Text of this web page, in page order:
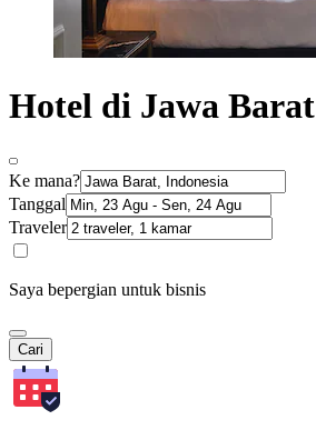
Hotel di Jawa Barat
Ke mana?
Tanggal
Traveler
Saya bepergian untuk bisnis
Cari